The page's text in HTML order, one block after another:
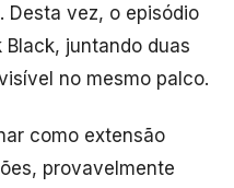
Desta vez, o episódio
Black, juntando duas
no mesmo palco.
como extensão
provavelmente